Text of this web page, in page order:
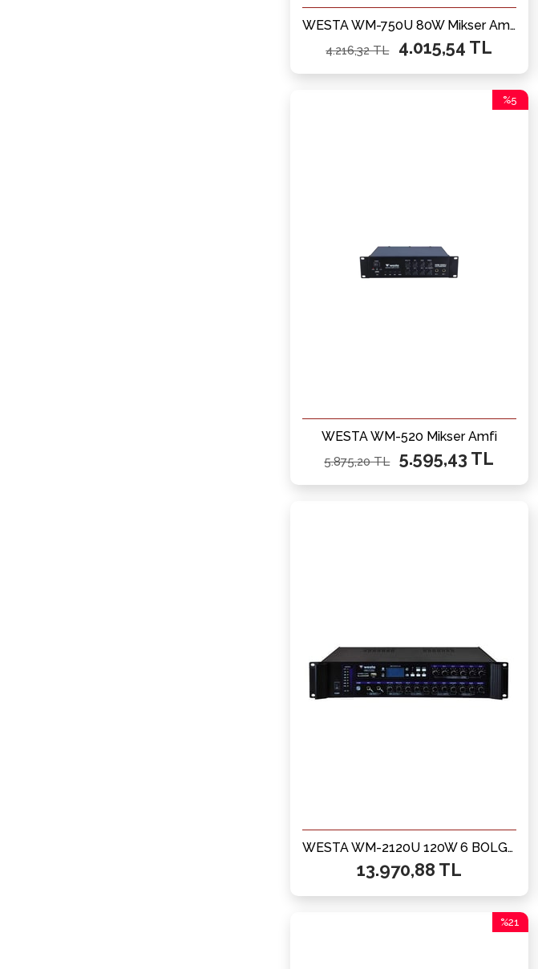
WESTA WM-750U 80W Mikser Amfi
4.015,54 TL
4.216,32 TL
WESTA WM-520 Mikser Amfi
5.595,43 TL
5.875,20 TL
%5
WESTA WM-2120U 120W 6 BÖLGELİ MIXER AMFI
13.970,88 TL
%21